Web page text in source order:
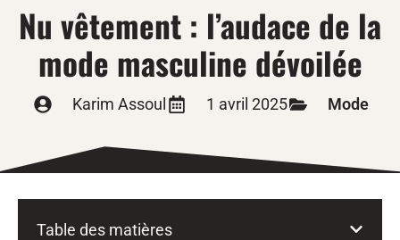
Nu vêtement : l’audace de la
mode masculine dévoilée
Karim Assoul 1 avril 2025 Mode
Table des matières